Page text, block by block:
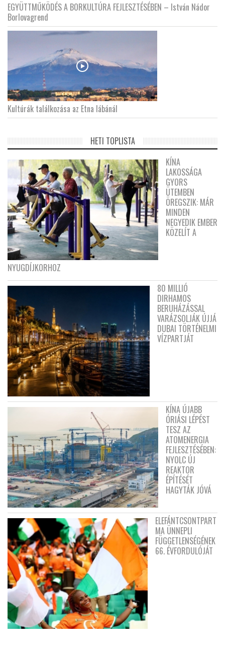
EGYÜTTMŰKÖDÉS A BORKULTÚRA FEJLESZTÉSÉBEN – István Nádor
Borlovagrend
Kultúrák találkozása az Etna lábánál
HETI TOPLISTA
KÍNA
LAKOSSÁGA
GYORS
ÜTEMBEN
ÖREGSZIK: MÁR
MINDEN
NEGYEDIK EMBER
KÖZELÍT A
NYUGDÍJKORHOZ
80 MILLIÓ
DIRHAMOS
BERUHÁZÁSSAL
VARÁZSOLJÁK ÚJJÁ
DUBAI TÖRTÉNELMI
VÍZPARTJÁT
KÍNA ÚJABB
ÓRIÁSI LÉPÉST
TESZ AZ
ATOMENERGIA
FEJLESZTÉSÉBEN:
NYOLC ÚJ
REAKTOR
ÉPÍTÉSÉT
HAGYTÁK JÓVÁ
ELEFÁNTCSONTPART
MA ÜNNEPLI
FÜGGETLENSÉGÉNEK
66. ÉVFORDULÓJÁT